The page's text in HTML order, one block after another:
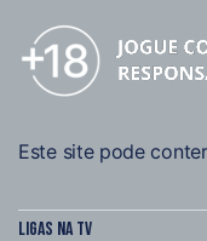
Este site pode
Ligas na TV